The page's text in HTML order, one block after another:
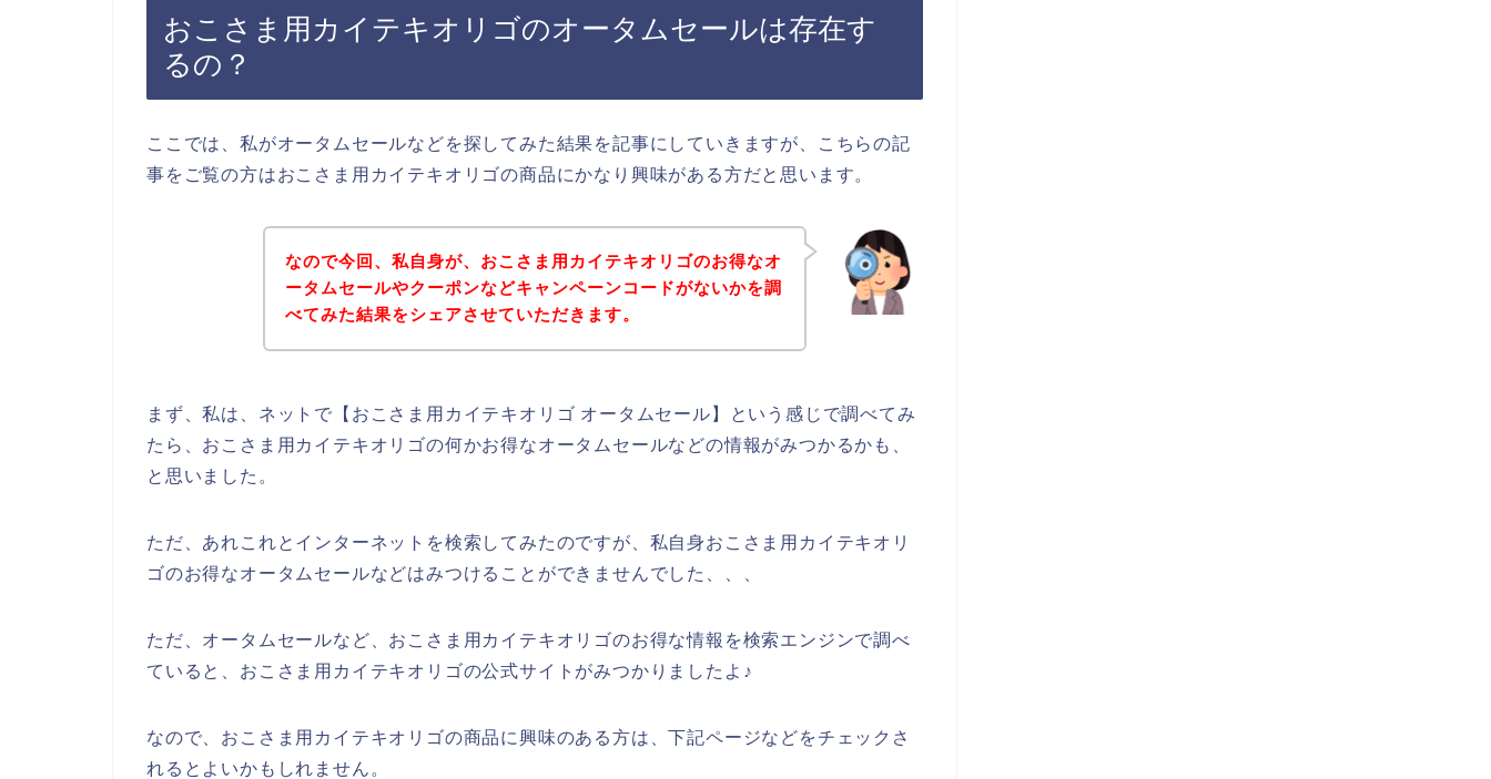
おこさま用カイテキオリゴのオータムセールは存在す
るの？
ここでは、私がオータムセールなどを探してみた結果を記事にしていきますが、こちらの記
事をご覧の方はおこさま用カイテキオリゴの商品にかなり興味がある方だと思います。
なので今回、私自身が、おこさま用カイテキオリゴのお得なオ
ータムセールやクーポンなどキャンペーンコードがないかを調
べてみた結果をシェアさせていただきます。
まず、私は、ネットで【おこさま用カイテキオリゴ オータムセール】という感じで調べてみ
たら、おこさま用カイテキオリゴの何かお得なオータムセールなどの情報がみつかるかも、
と思いました。
ただ、あれこれとインターネットを検索してみたのですが、私自身おこさま用カイテキオリ
ゴのお得なオータムセールなどはみつけることができませんでした、、、
ただ、オータムセールなど、おこさま用カイテキオリゴのお得な情報を検索エンジンで調べ
ていると、おこさま用カイテキオリゴの公式サイトがみつかりましたよ♪
なので、おこさま用カイテキオリゴの商品に興味のある方は、下記ページなどをチェックさ
れるとよいかもしれません。